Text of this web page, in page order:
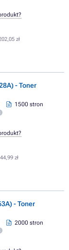
zł
- Toner
1500 stron
44,99 zł
- Toner
2000 stron